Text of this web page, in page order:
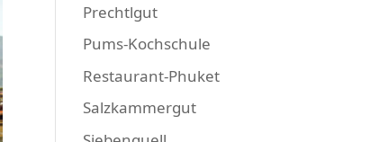
Prechtlgut
Pums-Kochschule
Restaurant-Phuket
Salzkammergut